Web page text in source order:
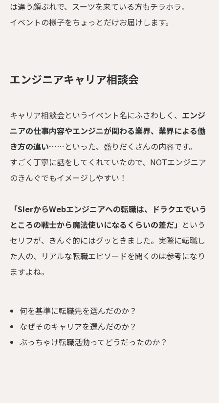
は違う顔ぶれで、スーツを来ている方もチラホラ。
イベントの様子をちょっとだけお届けします。
エンジニアキャリア相談会
キャリア相談会というイベント名にふさわしく、 エンジ
ニアの仕事内容やエンジニが関わる業界、業界による働
き方の違い……といった、盛りだくさんの内容です。
すごく丁寧に話をしてくれていたので、NOTエンジニア
のきんぐでもイメージしやすい！
「SIerからWebエンジニアへの転職は、ドラクエでいう
ところの戦士から魔法使いになるくらいの差だ」 という
セリフが、きんぐ的にはグッときました。実際に転職し
た人の、リアルな転職エピソードを聞くのは参考になり
ますよね。
何を基準に転職先を選んだのか？
なぜそのキャリアを選んだのか？
ぶっちゃけ転職活動ってどうだったのか？